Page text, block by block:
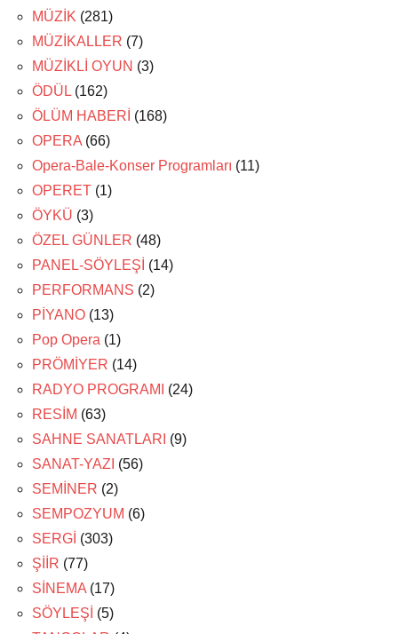
MÜZİK (281)
MÜZİKALLER (7)
MÜZİKLİ OYUN (3)
ÖDÜL (162)
ÖLÜM HABERİ (168)
OPERA (66)
Opera-Bale-Konser Programları (11)
OPERET (1)
ÖYKÜ (3)
ÖZEL GÜNLER (48)
PANEL-SÖYLEŞİ (14)
PERFORMANS (2)
PİYANO (13)
Pop Opera (1)
PRÖMİYER (14)
RADYO PROGRAMI
(24)
RESİM (63)
SAHNE SANATLARI (9)
SANAT-YAZI (56)
SEMİNER (2)
SEMPOZYUM (6)
SERGİ (303)
ŞİİR (77)
SİNEMA (17)
SÖYLEŞİ (5)